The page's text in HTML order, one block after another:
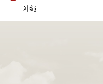
冲绳